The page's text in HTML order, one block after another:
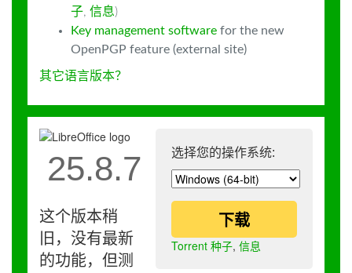
子, 信息)
Key management software for the new
OpenPGP feature (external site)
其它语言版本？
选择您的操作系统:
下载
Torrent 种子, 信息
25.8.7
这个版本稍
旧，没有最新
的功能，但测